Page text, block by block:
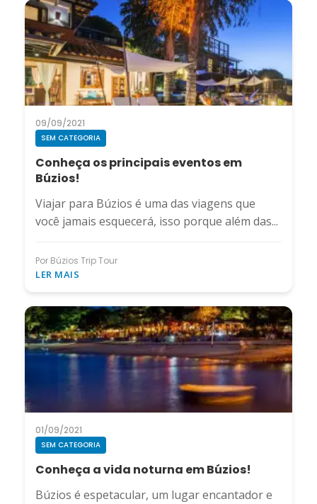
09/09/2021
SEM CATEGORIA
Conheça os principais eventos em
Búzios!
Viajar para Búzios é uma das viagens que
você jamais esquecerá, isso porque além das...
Por Búzios Trip Tour
LER MAIS
01/09/2021
SEM CATEGORIA
Conheça a vida noturna em Búzios!
Búzios é espetacular, um lugar encantador e